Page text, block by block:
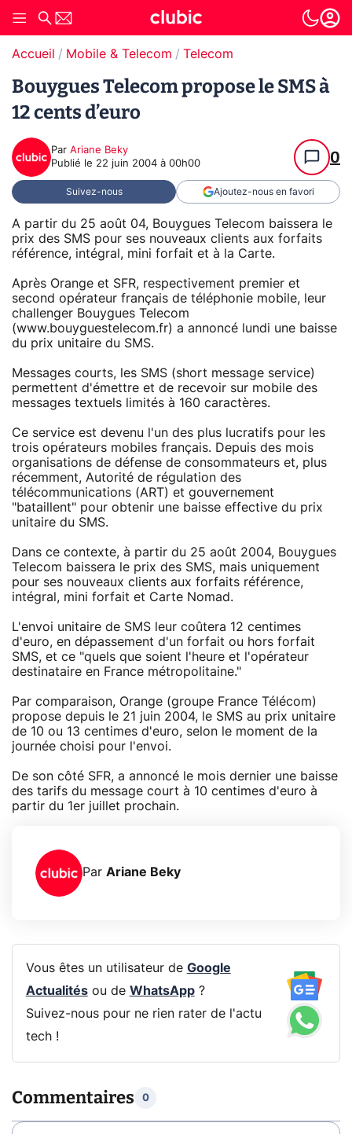
Accueil Mobile & Telecom Telecom
Bouygues Telecom propose le SMS à
12 cents d’euro
Par Ariane Beky
Publié le 22 juin 2004 à 00h00 0
Suivez-nous Ajoutez-nous en favori
A partir du 25 août 04, Bouygues Telecom baissera le
prix des SMS pour ses nouveaux clients aux forfaits
référence, intégral, mini forfait et à la Carte.
Après Orange et SFR, respectivement premier et
second opérateur français de téléphonie mobile, leur
challenger Bouygues Telecom
(www.bouyguestelecom.fr) a annoncé lundi une baisse
du prix unitaire du SMS.
Messages courts, les SMS (short message service)
permettent d'émettre et de recevoir sur mobile des
messages textuels limités à 160 caractères.
Ce service est devenu l'un des plus lucratifs pour les
trois opérateurs mobiles français. Depuis des mois
organisations de défense de consommateurs et, plus
récemment, Autorité de régulation des
télécommunications (ART) et gouvernement
"bataillent" pour obtenir une baisse effective du prix
unitaire du SMS.
Dans ce contexte, à partir du 25 août 2004, Bouygues
Telecom baissera le prix des SMS, mais uniquement
pour ses nouveaux clients aux forfaits référence,
intégral, mini forfait et Carte Nomad.
L'envoi unitaire de SMS leur coûtera 12 centimes
d'euro, en dépassement d'un forfait ou hors forfait
SMS, et ce "quels que soient l'heure et l'opérateur
destinataire en France métropolitaine."
Par comparaison, Orange (groupe France Télécom)
propose depuis le 21 juin 2004, le SMS au prix unitaire
de 10 ou 13 centimes d'euro, selon le moment de la
journée choisi pour l'envoi.
De son côté SFR, a annoncé le mois dernier une baisse
des tarifs du message court à 10 centimes d'euro à
partir du 1er juillet prochain.
Par Ariane Beky
Vous êtes un utilisateur de Google
Actualitésou de WhatsApp?
Suivez-nous pour ne rien rater de l'actu
tech !
Commentaires 0